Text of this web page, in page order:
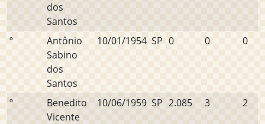
dos
Santos
º
Antônio
Sabino
dos
Santos
10/01/1954 SP 0 0 0
º
Benedito
Vicente
10/06/1959 SP 2.085 3 2